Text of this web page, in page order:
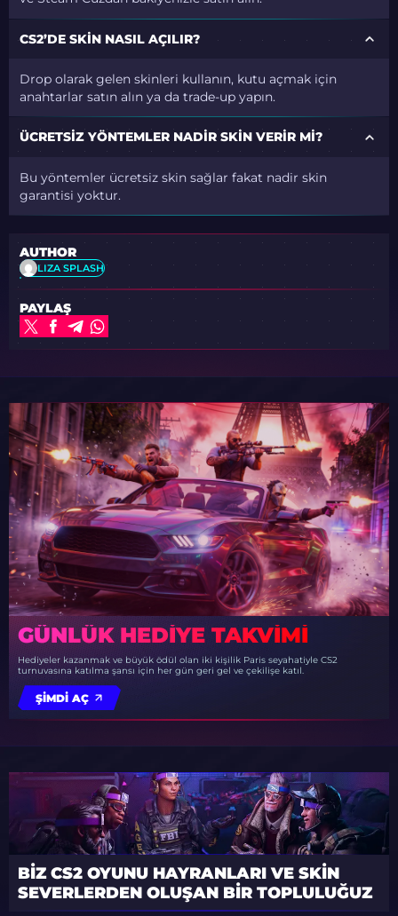
CS2’DE SKIN NASIL AÇILIR?
Drop olarak gelen skinleri kullanın, kutu açmak için
anahtarlar satın alın ya da trade-up yapın.
ÜCRETSIZ YÖNTEMLER NADIR SKIN VERIR MI?
Bu yöntemler ücretsiz skin sağlar fakat nadir skin
garantisi yoktur.
AUTHOR
LIZA SPLASH
PAYLAŞ
GÜNLÜK HEDIYE TAKVIMI
Hediyeler kazanmak ve büyük ödül olan iki kişilik Paris seyahatiyle CS2
turnuvasına katılma şansı için her gün geri gel ve çekilişe katıl.
ŞIMDI AÇ
BIZ CS2 OYUNU HAYRANLARI VE SKIN
SEVERLERDEN OLUŞAN BIR TOPLULUĞUZ